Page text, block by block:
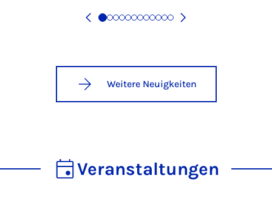
Weitere Neuigkeiten
Veranstaltungen